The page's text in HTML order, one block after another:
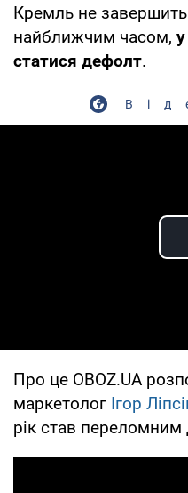
Кремль не завершить
найближчим часом,
статися дефолт.
Про це OBOZ.UA
маркетолог Ігор
рік став переломним